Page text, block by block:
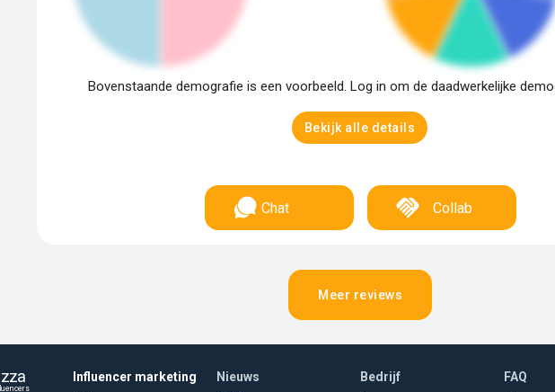
Bovenstaande demografie is een voorbeeld. Log in om de daadwerkelijke
Bekijk alle details
Chat Collab
Meer reviews
Influencer marketing
Nieuws
Bedrijf
FAQ